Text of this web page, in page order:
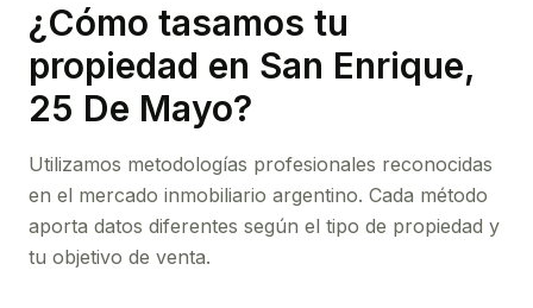
¿Cómo tasamos tu
propiedad en San Enrique,
25 De Mayo?
Utilizamos metodologías profesionales reconocidas
en el mercado inmobiliario argentino. Cada método
aporta datos diferentes según el tipo de propiedad y
tu objetivo de venta.